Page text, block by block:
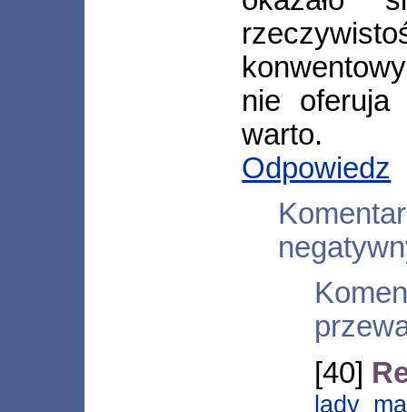
nie
warto.
Odpowiedz
[40]